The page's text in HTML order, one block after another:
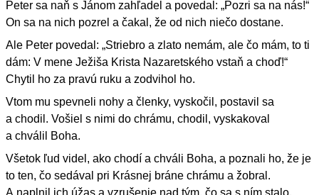
Peter sa naň s Jánom zahľadel a povedal: „Pozri sa na nás!“
On sa na nich pozrel a čakal, že od nich niečo dostane.
Ale Peter povedal: „Striebro a zlato nemám, ale čo mám, to ti
dám: V mene Ježiša Krista Nazaretského vstaň a choď!“
Chytil ho za pravú ruku a zodvihol ho.
Vtom mu spevneli nohy a členky, vyskočil, postavil sa
a chodil. Vošiel s nimi do chrámu, chodil, vyskakoval
a chválil Boha.
Všetok ľud videl, ako chodí a chváli Boha, a poznali ho, že je
to ten, čo sedával pri Krásnej bráne chrámu a žobral.